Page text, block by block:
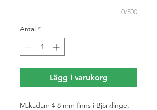
0/500
Antal *
Lägg i varukorg
Makadam 4-8 mm finns i Björklinge,